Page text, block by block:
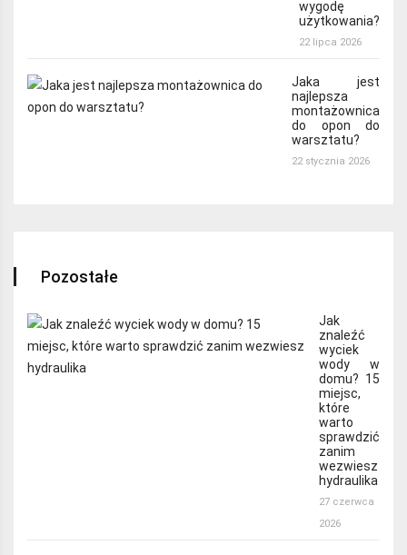
wygodę
użytkowania?
22 lipca 2026
Jaka jest
najlepsza
montażownica
do opon do
warsztatu?
22 stycznia 2026
Pozostałe
Jak
znaleźć
wyciek
wody w
domu? 15
miejsc,
które
warto
sprawdzić
zanim
wezwiesz
hydraulika
27 czerwca
2026